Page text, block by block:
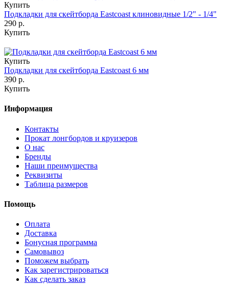
Купить
Подкладки для скейтборда Eastcoast клиновидные 1/2" - 1/4"
290 р.
Купить
Купить
Подкладки для скейтборда Eastcoast 6 мм
390 р.
Купить
Информация
Контакты
Прокат лонгбордов и круизеров
О нас
Бренды
Наши преимущества
Реквизиты
Таблица размеров
Помощь
Оплата
Доставка
Бонусная программа
Самовывоз
Поможем выбрать
Как зарегистрироваться
Как сделать заказ